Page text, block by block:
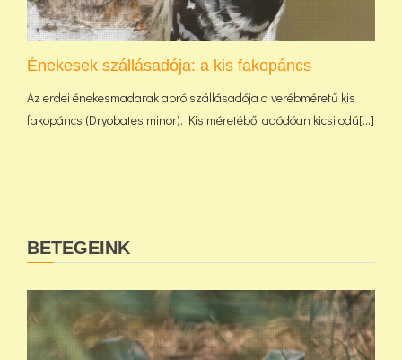
Énekesek szállásadója: a kis fakopáncs
Az erdei énekesmadarak apró szállásadója a verébméretű kis
fakopáncs (Dryobates minor). Kis méretéből adódóan kicsi odú[...]
BETEGEINK